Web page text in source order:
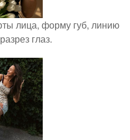
лица, форму губ, линию
глаз.